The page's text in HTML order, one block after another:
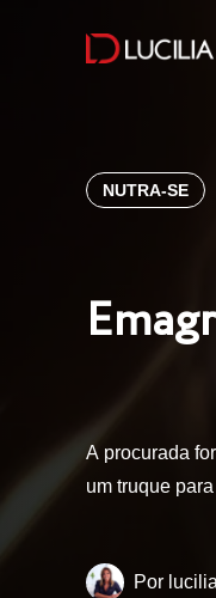
NUTRA-SE
A procurada
um truque
lucilia